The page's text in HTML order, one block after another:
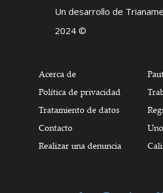
Un desarrollo de
2024 ©
Acerca de
Política de privacidad
Tratamiento de datos
Contacto
Realizar una denuncia